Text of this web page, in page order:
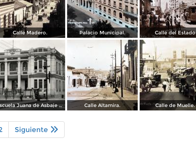
Calle Madero. Palacio Municipal. Calle del Estado
Escuela Juana de Asbaje y Ramírez Calle Altamira. Calle de Muelle.
Siguiente